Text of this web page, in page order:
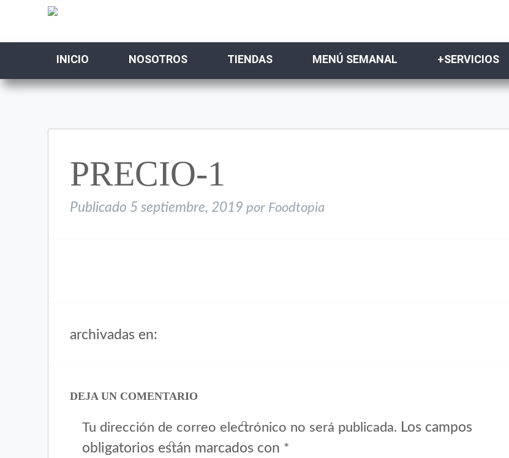
INICIO NOSOTROS TIENDAS MENÚ SEMANAL +SERVICIOS
PRECIO-1
Publicado 5 septiembre, 2019 por Foodtopia
archivadas en:
DEJA UN COMENTARIO
Tu dirección de correo electrónico no será publicada. Los campos
obligatorios están marcados con *